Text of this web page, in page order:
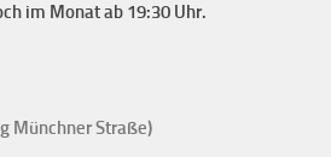
im Monat ab 19:30 Uhr.
Münchner Straße)